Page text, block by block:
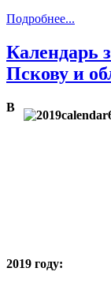
Подробнее...
Календарь
Пскову и
В
2019 году: